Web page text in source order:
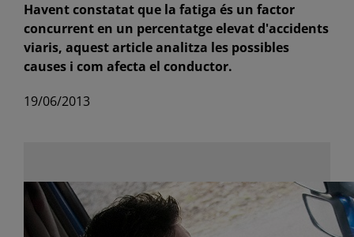
Havent constatat que la fatiga és un factor
concurrent en un percentatge elevat d'accidents
viaris, aquest article analitza les possibles
causes i com afecta el conductor.
19/06/2013